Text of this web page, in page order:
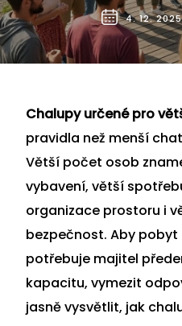
4. 12. 2025
Chalupy určené pro
pravidla než menší
Větší počet osob
vybavení, větší
organizace prostoru i
bezpečnost. Aby
potřebuje majitel
kapacitu, vymezit
jasně vysvětlit, jak